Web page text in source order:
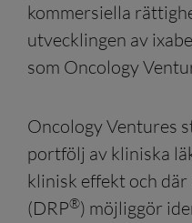
kommersiella
utvecklingen av
som Oncology
Oncology Ventures
portfölj av kliniska
klinisk effekt och där
(DRP®) möjliggör